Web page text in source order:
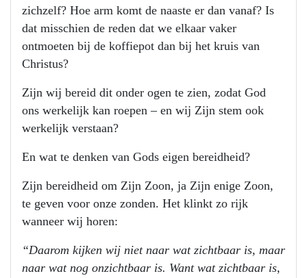
zichzelf? Hoe arm komt de naaste er dan vanaf? Is
dat misschien de reden dat we elkaar vaker
ontmoeten bij de koffiepot dan bij het kruis van
Christus?
Zijn wij bereid dit onder ogen te zien, zodat God
ons werkelijk kan roepen – en wij Zijn stem ook
werkelijk verstaan?
En wat te denken van Gods eigen bereidheid?
Zijn bereidheid om Zijn Zoon, ja Zijn enige Zoon,
te geven voor onze zonden. Het klinkt zo rijk
wanneer wij horen:
“Daarom kijken wij niet naar wat zichtbaar is, maar
naar wat nog onzichtbaar is. Want wat zichtbaar is,